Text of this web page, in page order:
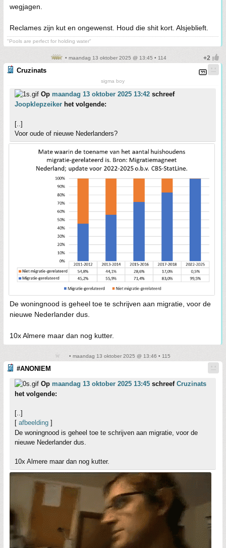
wegjagen.
Reclames zijn kut en ongewenst. Houd die shit kort. Alsjeblieft.
"Pools are perfect for holding water"
• maandag 13 oktober 2025 @ 13:45 • 114
Cruzinats
sigma boy
Op maandag 13 oktober 2025 13:42 schreef
Joopklepzeiker het volgende:
[..]
Voor oude of nieuwe Nederlanders?
De woningnood is geheel toe te schrijven aan migratie, voor de
nieuwe Nederlander dus.
10x Almere maar dan nog kutter.
• maandag 13 oktober 2025 @ 13:46 • 115
#ANONIEM
Op maandag 13 oktober 2025 13:45 schreef Cruzinats
het volgende:
[..]
[ afbeelding ]
De woningnood is geheel toe te schrijven aan migratie, voor de
nieuwe Nederlander dus.
10x Almere maar dan nog kutter.